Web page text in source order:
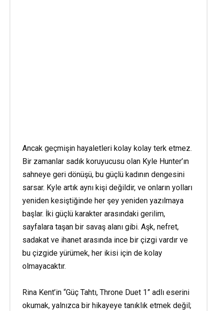
Ancak geçmişin hayaletleri kolay kolay terk etmez.
Bir zamanlar sadık koruyucusu olan Kyle Hunter’ın
sahneye geri dönüşü, bu güçlü kadının dengesini
sarsar. Kyle artık aynı kişi değildir, ve onların yolları
yeniden kesiştiğinde her şey yeniden yazılmaya
başlar. İki güçlü karakter arasındaki gerilim,
sayfalara taşan bir savaş alanı gibi. Aşk, nefret,
sadakat ve ihanet arasında ince bir çizgi vardır ve
bu çizgide yürümek, her ikisi için de kolay
olmayacaktır.
Rina Kent’in “Güç Tahtı, Throne Duet 1” adlı eserini
okumak, yalnızca bir hikayeye tanıklık etmek değil;